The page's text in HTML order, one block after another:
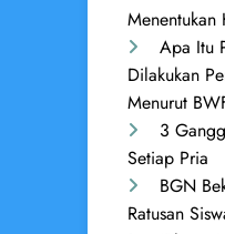
Menentukan
Apa Itu
Dilakukan
Menurut
3
Setiap Pria
BGN
Ratusan